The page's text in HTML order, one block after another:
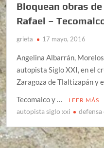
Bloquean obras
Rafael –
grieta 17 mayo, 2016
Angelina Albarrán,
autopista Siglo XXI, en el
Zaragoza de Tlaltizapán y
Tecomalco y …
LEER MÁS
autopista siglo xxi